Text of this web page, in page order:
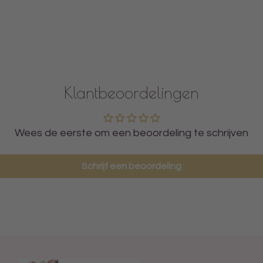
Klantbeoordelingen
Wees de eerste om een beoordeling te schrijven
Schrijf een beoordeling